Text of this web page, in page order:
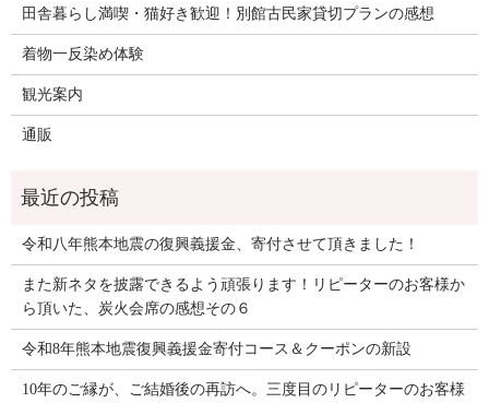
田舎暮らし満喫・猫好き歓迎！別館古民家貸切プランの感想
着物一反染め体験
観光案内
通販
令和八年熊本地震の復興義援金、寄付させて頂きました！
また新ネタを披露できるよう頑張ります！リピーターのお客様か
ら頂いた、炭火会席の感想その６
令和8年熊本地震復興義援金寄付コース＆クーポンの新設
10年のご縁が、ご結婚後の再訪へ。三度目のリピーターのお客様